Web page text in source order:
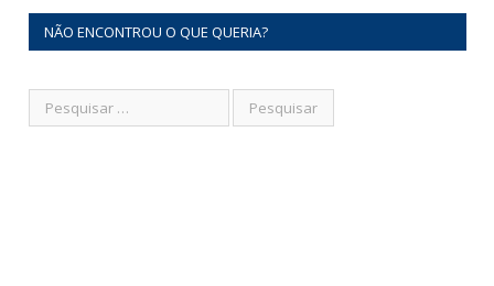
NÃO ENCONTROU O QUE QUERIA?